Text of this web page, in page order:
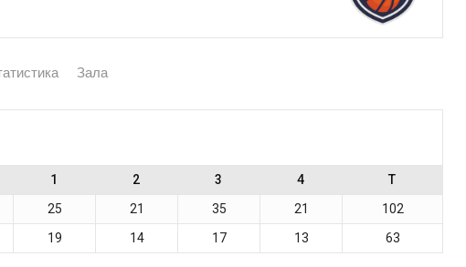
Зала
1 2 3 4
T
25 21 35 21
102
19 14 17 13 63